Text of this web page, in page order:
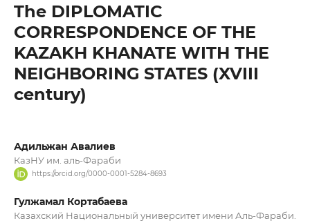
The DIPLOMATIC
CORRESPONDENCE OF THE
KAZAKH KHANATE WITH THE
NEIGHBORING STATES (XVIII
century)
Адильжан Авалиев
КазНУ им. аль-Фараби
https://orcid.org/0000-0001-5284-8693
Гулжамал Кортабаева
Казахский Национальный университет имени Аль-Фараби.